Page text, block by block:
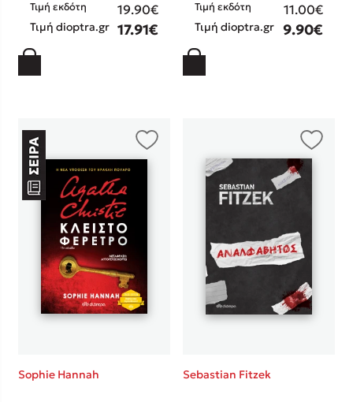
Τιμή εκδότη 19.90€
Τιμή dioptra.gr 17.91€
Τιμή εκδότη 11.00€
Τιμή dioptra.gr 9.90€
Sophie Hannah Sebastian Fitzek